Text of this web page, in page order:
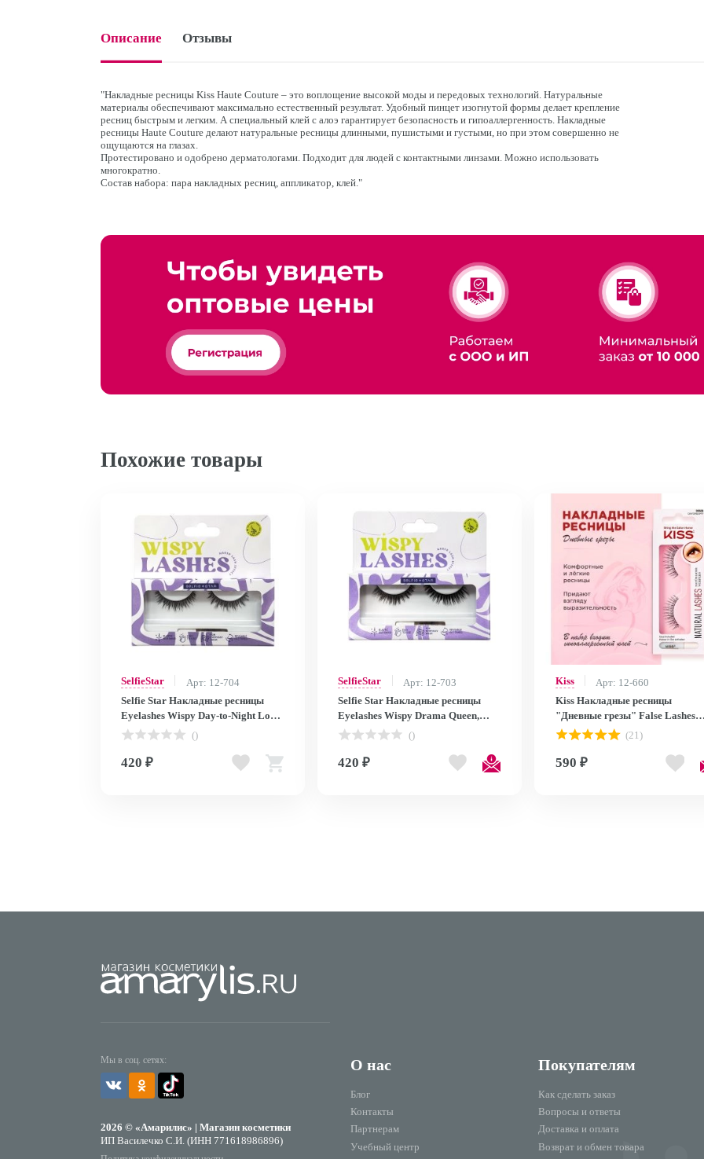
Описание Отзывы
"Накладные ресницы Kiss Haute Couture – это воплощение высокой моды и передовых технологий. Натуральные
материалы обеспечивают максимально естественный результат. Удобный пинцет изогнутой формы делает крепление
ресниц быстрым и легким. А специальный клей с алоэ гарантирует безопасность и гипоаллергенность. Накладные
ресницы Haute Couture делают натуральные ресницы длинными, пушистыми и густыми, но при этом совершенно не
ощущаются на глазах.
Протестировано и одобрено дерматологами. Подходит для людей с контактными линзами. Можно использовать
многократно.
Состав набора: пара накладных ресниц, аппликатор, клей."
Похожие товары
SelfieStar
Арт: 12-704
Selfie Star Накладные ресницы
Eyelashes Wispy Day-to-Night Look,
SSLD20 SSLD20()
420 ₽
SelfieStar
Арт: 12-703
Selfie Star Накладные ресницы
Eyelashes Wispy Drama Queen,
SSLD7 SSLD7 ()
420 ₽
Kiss
Арт: 12-660
Kiss Накладные ресницы
"Дневные грезы" False Lashes
KEH02C
(21)
590 ₽
Мы в соц. сетях:
2026 © «Амарилис» | Магазин косметики
ИП Василечко С.И. (ИНН 771618986896)
О нас
Блог
Контакты
Партнерам
Учебный центр
Покупателям
Как сделать заказ
Вопросы и ответы
Доставка и оплата
Возврат и обмен товара